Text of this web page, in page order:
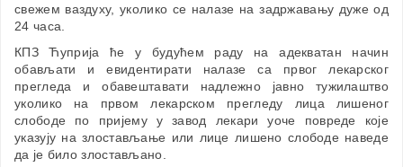
свежем ваздуху, уколико се налазе на задржавању дуже од
24 часа.
КПЗ Ћуприја ће у будућем раду на адекватан начин
обављати и евидентирати налазе са првог лекарског
прегледа и обавештавати надлежно јавно тужилаштво
уколико на првом лекарском прегледу лица лишеног
слободе по пријему у завод лекари уоче повреде које
указују на злостављање или лице лишено слободе наведе
да је било злостављано.